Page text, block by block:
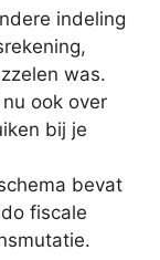
indeling
was.
ook over
bij je
bevat
fiscale